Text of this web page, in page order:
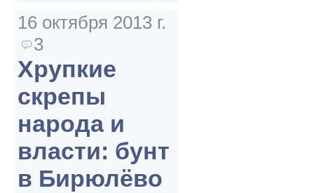
16 октября 2013 г.
3
Хрупкие
скрепы
народа и
власти: бунт
в Бирюлёво